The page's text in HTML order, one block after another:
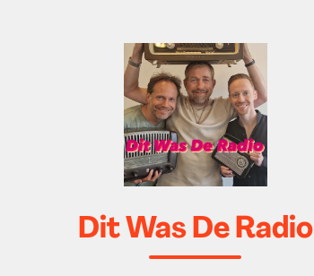
Dit Was De Radio